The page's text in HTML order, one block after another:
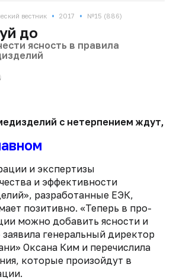
вестник • 2017 • №15 (886)
до
ясность в правила
с нетерпением ждут,
и экспертизы
и эффективности
разработанные ЕЭК,
позитивно. «Теперь в про­
можно добавить ясности и
генеральный директор
Оксана Ким и перечислила
которые произойдут в